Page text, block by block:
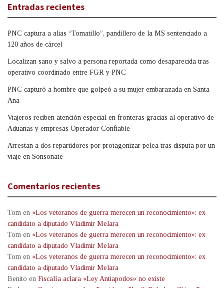
Entradas recientes
PNC captura a alias “Tomatillo”, pandillero de la MS sentenciado a
120 años de cárcel
Localizan sano y salvo a persona reportada como desaparecida tras
operativo coordinado entre FGR y PNC
PNC capturó a hombre que golpeó a su mujer embarazada en Santa
Ana
Viajeros reciben atención especial en fronteras gracias al operativo de
Aduanas y empresas Operador Confiable
Arrestan a dos repartidores por protagonizar pelea tras disputa por un
viaje en Sonsonate
Comentarios recientes
Tom en «Los veteranos de guerra merecen un reconocimiento»: ex
candidato a diputado Vladimir Melara
Tom en «Los veteranos de guerra merecen un reconocimiento»: ex
candidato a diputado Vladimir Melara
Tom en «Los veteranos de guerra merecen un reconocimiento»: ex
candidato a diputado Vladimir Melara
Benito en Fiscalía aclara «Ley Antiapodos» no existe